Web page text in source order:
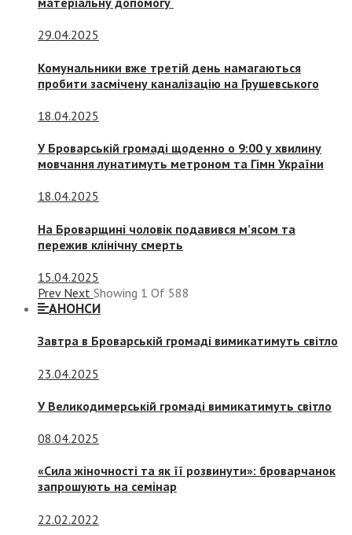
29.04.2025
Комунальники вже третій день намагаються
пробити засмічену каналізацію на Грушевського
18.04.2025
У Броварській громаді щоденно о 9:00 у хвилину
мовчання лунатимуть метроном та Гімн України
18.04.2025
На Броварщині чоловік подавився м’ясом та
пережив клінічну смерть
15.04.2025
Prev Next Showing 1 Of 588
АНОНСИ
Завтра в Броварській громаді вимикатимуть світло
23.04.2025
У Великодимерській громаді вимикатимуть світло
08.04.2025
«Сила жіночності та як її розвинути»: броварчанок
запрошують на семінар
22.02.2022